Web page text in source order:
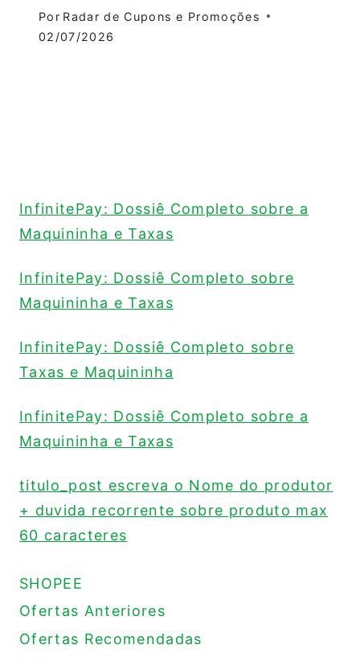
Por Radar de Cupons e Promoções
02/07/2026
InfinitePay: Dossiê Completo sobre a
Maquininha e Taxas
InfinitePay: Dossiê Completo sobre
Maquininha e Taxas
InfinitePay: Dossiê Completo sobre
Taxas e Maquininha
InfinitePay: Dossiê Completo sobre a
Maquininha e Taxas
titulo_post escreva o Nome do produtor
+ duvida recorrente sobre produto max
60 caracteres
SHOPEE
Ofertas Anteriores
Ofertas Recomendadas